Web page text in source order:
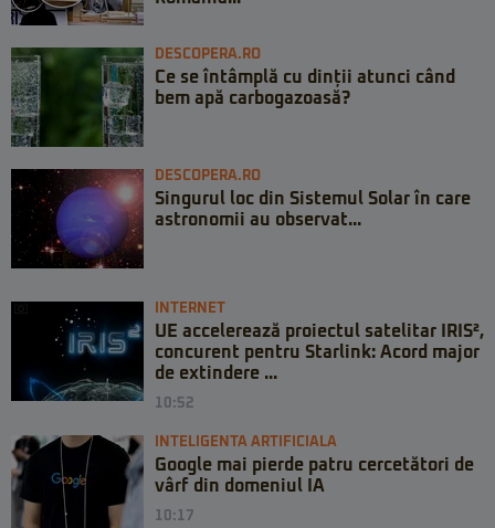
DESCOPERA.RO
Ce se întâmplă cu dinții atunci când
bem apă carbogazoasă?
DESCOPERA.RO
Singurul loc din Sistemul Solar în care
astronomii au observat...
INTERNET
UE accelerează proiectul satelitar IRIS²,
concurent pentru Starlink: Acord major
de extindere ...
10:52
INTELIGENTA ARTIFICIALA
Google mai pierde patru cercetători de
vârf din domeniul IA
10:17